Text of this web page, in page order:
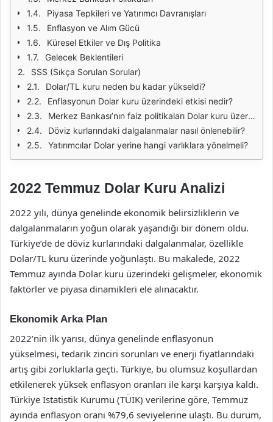
Piyasa Tepkileri ve Yatırımcı Davranışları
Enflasyon ve Alım Gücü
Küresel Etkiler ve Dış Politika
Gelecek Beklentileri
SSS (Sıkça Sorulan Sorular)
Dolar/TL kuru neden bu kadar yükseldi?
Enflasyonun Dolar kuru üzerindeki etkisi nedir?
Merkez Bankası’nın faiz politikaları Dolar kuru üzerinde nasıl bir etki yapar?
Döviz kurlarındaki dalgalanmalar nasıl önlenebilir?
Yatırımcılar Dolar yerine hangi varlıklara yönelmeli?
2022 Temmuz Dolar Kuru Analizi
2022 yılı, dünya genelinde ekonomik belirsizliklerin ve
dalgalanmaların yoğun olarak yaşandığı bir dönem oldu.
Türkiye’de de döviz kurlarındaki dalgalanmalar, özellikle
Dolar/TL kuru üzerinde yoğunlaştı. Bu makalede, 2022
Temmuz ayında Dolar kuru üzerindeki gelişmeler, ekonomik
faktörler ve piyasa dinamikleri ele alınacaktır.
Ekonomik Arka Plan
2022’nin ilk yarısı, dünya genelinde enflasyonun
yükselmesi, tedarik zinciri sorunları ve enerji fiyatlarındaki
artış gibi zorluklarla geçti. Türkiye, bu olumsuz koşullardan
etkilenerek yüksek enflasyon oranları ile karşı karşıya kaldı.
Türkiye İstatistik Kurumu (TÜİK) verilerine göre, Temmuz
ayında enflasyon oranı %79,6 seviyelerine ulaştı. Bu durum,